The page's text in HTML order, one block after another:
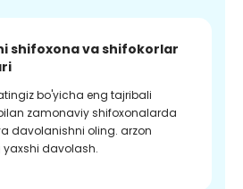
shifoxona va shifokorlar
bo'yicha eng tajribali
zamonaviy shifoxonalarda
davolanishni oling. arzon
davolash.